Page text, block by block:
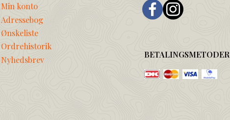
Min konto
Adressebog
Ønskeliste
Ordrehistorik
Nyhedsbrev
BETALINGSMETODER